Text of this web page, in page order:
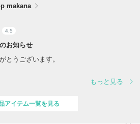
makana
4.5
お知らせ
とうございます。
、商品コメントを確認いただくようお願
用いただけるよう、スピーディーに
ックしてみてください。
もっと見る
アイテム一覧を見る